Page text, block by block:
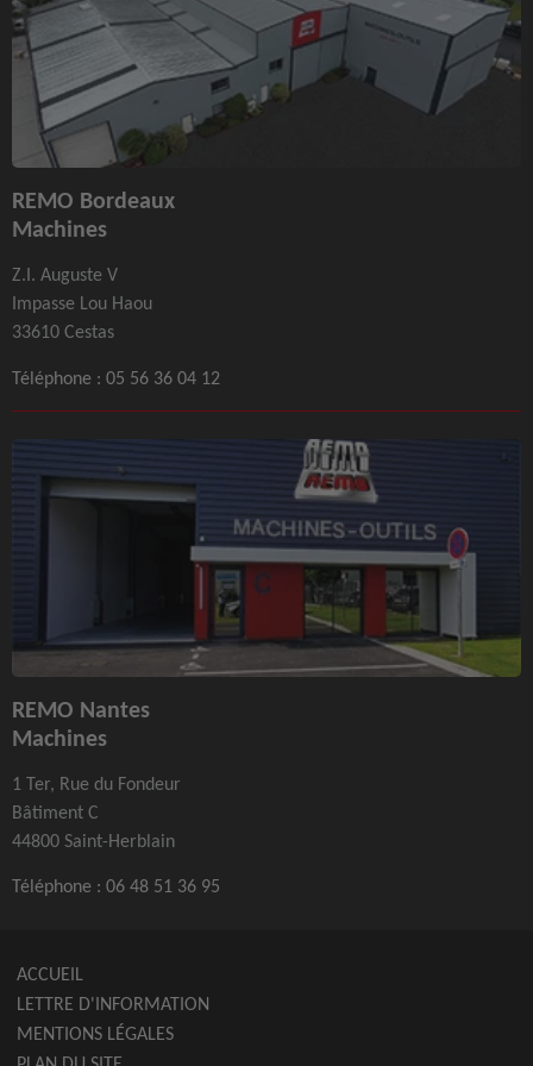
REMO Bordeaux
Machines
Z.I. Auguste V
Impasse Lou Haou
33610 Cestas
Téléphone : 05 56 36 04 12
REMO Nantes
Machines
1 Ter, Rue du Fondeur
Bâtiment C
44800 Saint-Herblain
Téléphone : 06 48 51 36 95
ACCUEIL
LETTRE D'INFORMATION
MENTIONS LÉGALES